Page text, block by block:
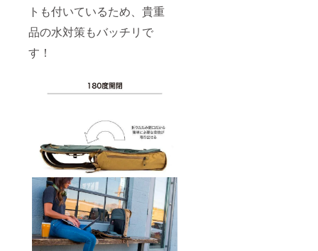
トも付いているため、貴重
品の水対策もバッチリで
す！